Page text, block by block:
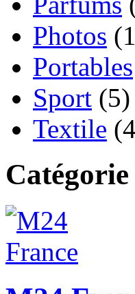
Photos
Portables
Sport (5)
Textile